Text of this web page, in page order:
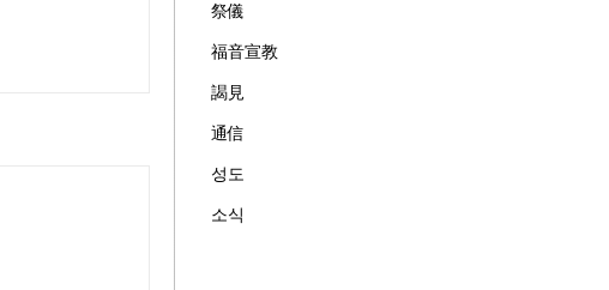
祭儀
福音宣教
謁見
通信
성도
소식